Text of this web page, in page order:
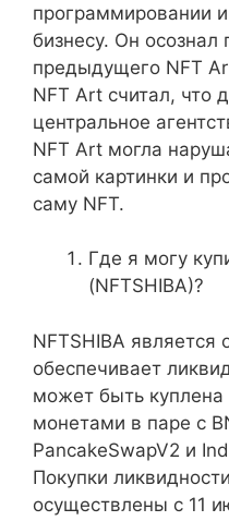
программировании
бизнесу. Он
предыдущего NFT
NFT Art считал, что
центральное
NFT Art могла
самой картинки и
саму NFT.
Где я могу
(NFTSHIBA)?
NFTSHIBA является
обеспечивает
может быть
монетами в паре с
PancakeSwapV2 и
Покупки
осуществлены с 11